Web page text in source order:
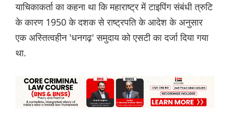
याचिकाकर्ता का कहना था कि महाराष्ट्र में टाइपिंग संबंधी त्रुटि
के कारण 1950 के दशक से राष्ट्रपति के आदेश के अनुसार
एक अस्तित्वहीन 'धनगढ़' समुदाय को एसटी का दर्जा दिया गया
था.